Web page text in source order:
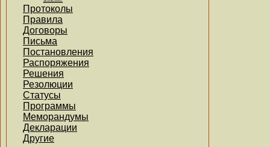
Протоколы
Правила
Договоры
Письма
Постановления
Распоряжения
Решения
Резолюции
Статусы
Программы
Меморандумы
Декларации
Другие